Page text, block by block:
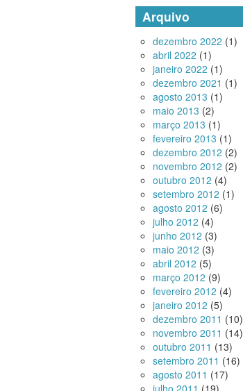
Arquivo
dezembro 2022 (1)
abril 2022 (1)
janeiro 2022 (1)
dezembro 2021 (1)
agosto 2013 (1)
maio 2013 (2)
março 2013 (1)
fevereiro 2013 (1)
dezembro 2012 (2)
novembro 2012 (2)
outubro 2012 (4)
setembro 2012 (1)
agosto 2012 (6)
julho 2012 (4)
junho 2012 (3)
maio 2012 (3)
abril 2012 (5)
março 2012 (9)
fevereiro 2012 (4)
janeiro 2012 (5)
dezembro 2011 (10)
novembro 2011 (14)
outubro 2011 (13)
setembro 2011 (16)
agosto 2011 (17)
julho 2011 (19)